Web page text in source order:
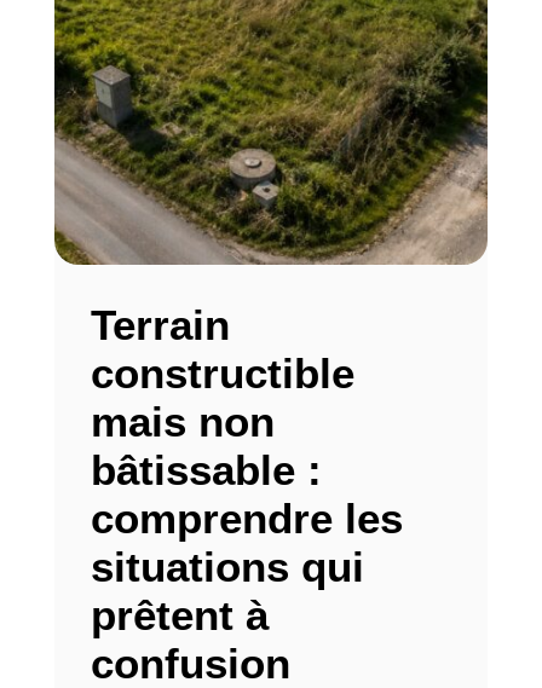
Terrain
constructible
mais non
bâtissable :
comprendre les
situations qui
prêtent à
confusion